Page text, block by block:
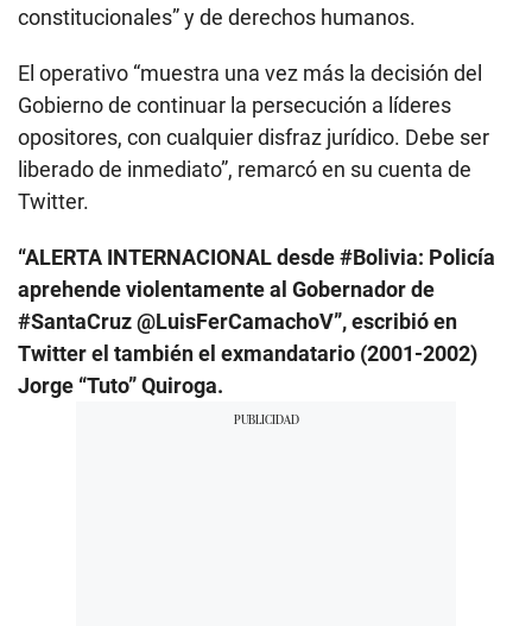
constitucionales” y de derechos humanos.
El operativo “muestra una vez más la decisión del
Gobierno de continuar la persecución a líderes
opositores, con cualquier disfraz jurídico. Debe ser
liberado de inmediato”, remarcó en su cuenta de
Twitter.
“ALERTA INTERNACIONAL desde #Bolivia: Policía
aprehende violentamente al Gobernador de
#SantaCruz @LuisFerCamachoV”, escribió en
Twitter el también el exmandatario (2001-2002)
Jorge “Tuto” Quiroga.